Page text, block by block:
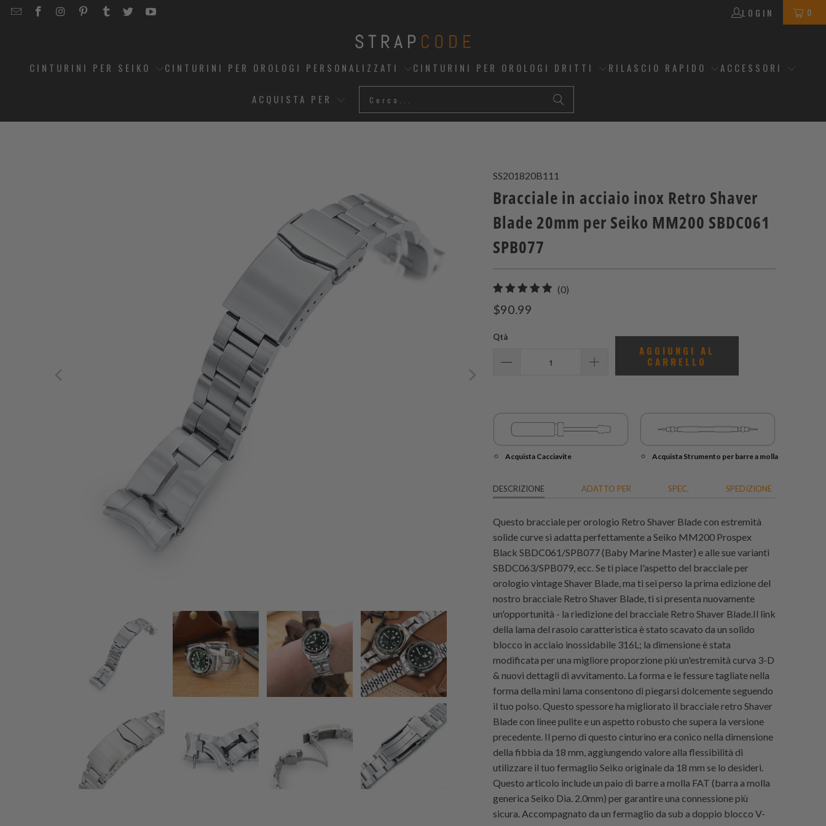
EMAILSTRAPCODE
STRAPCODE
STRAPCODE
STRAPCODE
STRAPCODE
STRAPCODE
LOGIN 0
CINTURINI PER SEIKO CINTURINI PER OROLOGI PERSONALIZZATI CINTURINI PER OROLOGI DRITTI RILASCIO RAPIDO ACCESSORI
ACQUISTA PER
SS201820B111
Bracciale in acciaio inox Retro Shaver
Blade 20mm per Seiko MM200 SBDC061
SPB077
(0)
$90.99
Qtà
AGGIUNGI AL
CARRELLO
Acquista Cacciavite Acquista Strumento per barre a molla
DESCRIZIONE ADATTO PER SPEC. SPEDIZIONE
Questo bracciale per orologio Retro Shaver Blade con estremità
solide curve si adatta perfettamente a Seiko MM200 Prospex
Black SBDC061/SPB077 (Baby Marine Master) e alle sue varianti
SBDC063/SPB079, ecc. Se ti piace l'aspetto del bracciale per
orologio vintage Shaver Blade, ma ti sei perso la prima edizione del
nostro bracciale Retro Shaver Blade, ti si presenta nuovamente
un'opportunità - la riedizione del bracciale Retro Shaver Blade.Il link
della lama del rasoio caratteristica è stato scavato da un solido
blocco in acciaio inossidabile 316L; la dimensione è stata
modificata per una migliore proporzione più un'estremità curva 3-D
& nuovi dettagli di avvitamento. La forma e le fessure tagliate nella
forma della mini lama consentono di piegarsi dolcemente seguendo
il tuo polso. Questo spessore ha migliorato il bracciale retro Shaver
Blade con linee pulite e un aspetto robusto che supera la versione
precedente. Il perno di questo cinturino era conico nella dimensione
della fibbia da 18 mm, aggiungendo valore alla flessibilità di
utilizzare il tuo fermaglio Seiko originale da 18 mm se lo desideri.
Questo articolo include un paio di barre a molla FAT (barra a molla
generica Seiko Dia. 2.0mm) per garantire una connessione più
sicura. Accompagnato da un fermaglio da sub a doppio blocco V-